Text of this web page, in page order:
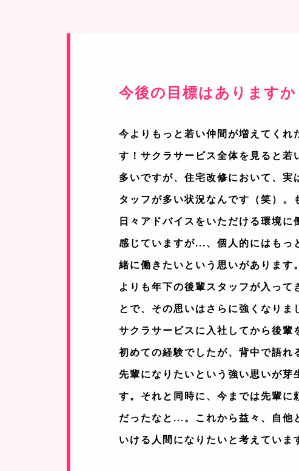
今後の目標はありますか
今よりもっと若い仲間が増えてくれ
す！サクラサービス全体を見ると若
多いですが、住宅改修において、実
タッフが多い状況なんです（笑）。
日々アドバイスをいただける環境に
感じていますが...、個人的にはもっ
緒に働きたいという思いがあります
よりも年下の後輩スタッフが入って
とで、その思いはさらに強くなりま
サクラサービスに入社してから後輩
初めての経験でしたが、背中で語れ
先輩になりたいという強い思いが芽
す。それと同時に、今までは先輩に
だったなと...。これから益々、自他
いける人間になりたいと考えていま